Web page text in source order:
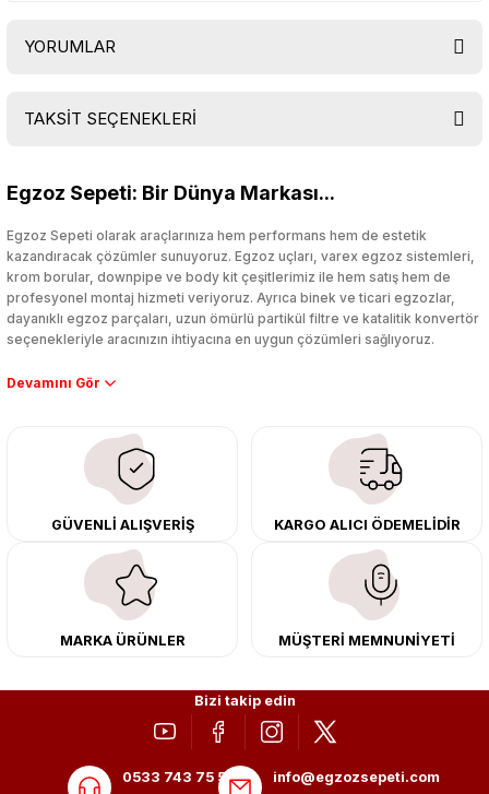
YORUMLAR
TAKSİT SEÇENEKLERİ
Egzoz Sepeti: Bir Dünya Markası...
Egzoz Sepeti olarak araçlarınıza hem performans hem de estetik
kazandıracak çözümler sunuyoruz. Egzoz uçları, varex egzoz sistemleri,
krom borular, downpipe ve body kit çeşitlerimiz ile hem satış hem de
profesyonel montaj hizmeti veriyoruz. Ayrıca binek ve ticari egzozlar,
dayanıklı egzoz parçaları, uzun ömürlü partikül filtre ve katalitik konvertör
seçenekleriyle aracınızın ihtiyacına en uygun çözümleri sağlıyoruz.
Performans artışı isteyen sürücüler için özel performans egzozları ve
çıkma orijinal ürünler ile yenileyebilir, body kit uygulamalarıyla aracınızın
tasarımını ve aerodinamisini üst seviyeye taşıyabilirsiniz.
Tüm ürünlerimiz orijinal, dayanıklı ve uzun ömürlüdür. İstanbul’daki montaj
merkezimizde profesyonel montaj yapıyor, Türkiye’nin her yerine güvenli
kargo ile teslimat gerçekleştiriyoruz. Aracınıza değer katmak için doğru
adres: Egzoz Sepeti.
GÜVENLİ ALIŞVERİŞ KARGO ALICI ÖDEMELİDİR
MARKA ÜRÜNLER MÜŞTERİ MEMNUNİYETİ
Bizi takip edin
0533 743 75 56
info@egzozsepeti.com